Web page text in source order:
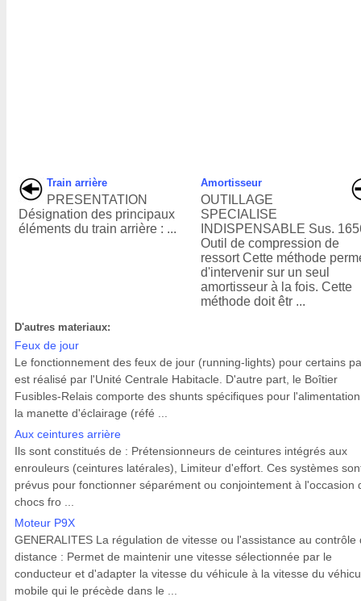
Train arrière
PRESENTATION
Désignation des principaux
éléments du train arrière : ...
Amortisseur
OUTILLAGE
SPECIALISE
INDISPENSABLE Sus.
Outil de compression de
ressort Cette méthode
d'intervenir sur un seul
amortisseur à la fois. Cette
méthode doit êtr ...
D'autres materiaux:
Feux de jour
Le fonctionnement des feux de jour (running-lights) pour certains
est réalisé par l'Unité Centrale Habitacle. D'autre part, le Boîtier
Fusibles-Relais comporte des shunts spécifiques pour
la manette d'éclairage (réfé ...
Aux ceintures arrière
Ils sont constitués de : Prétensionneurs de ceintures intégrés aux
enrouleurs (ceintures latérales), Limiteur d'effort. Ces systèmes
prévus pour fonctionner séparément ou conjointement à l'occasion
chocs fro ...
Moteur P9X
GENERALITES La régulation de vitesse ou l'assistance au contrôle
distance : Permet de maintenir une vitesse sélectionnée par le
conducteur et d'adapter la vitesse du véhicule à la vitesse du
mobile qui le précède dans le ...